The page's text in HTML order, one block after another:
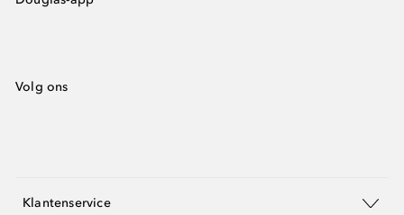
Volg ons
Klantenservice